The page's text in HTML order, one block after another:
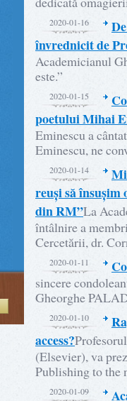
2020-01-16
învrednicit de
Academicianul
este.”
2020-01-15
poetului Mihai
Eminescu a
Eminescu, ne
2020-01-14
reuși să însușim
din RM”La
întâlnire a
Cercetării, dr.
2020-01-11
sincere
Gheorghe
2020-01-10
access?
(Elsevier), va
Publishing to the
2020-01-09